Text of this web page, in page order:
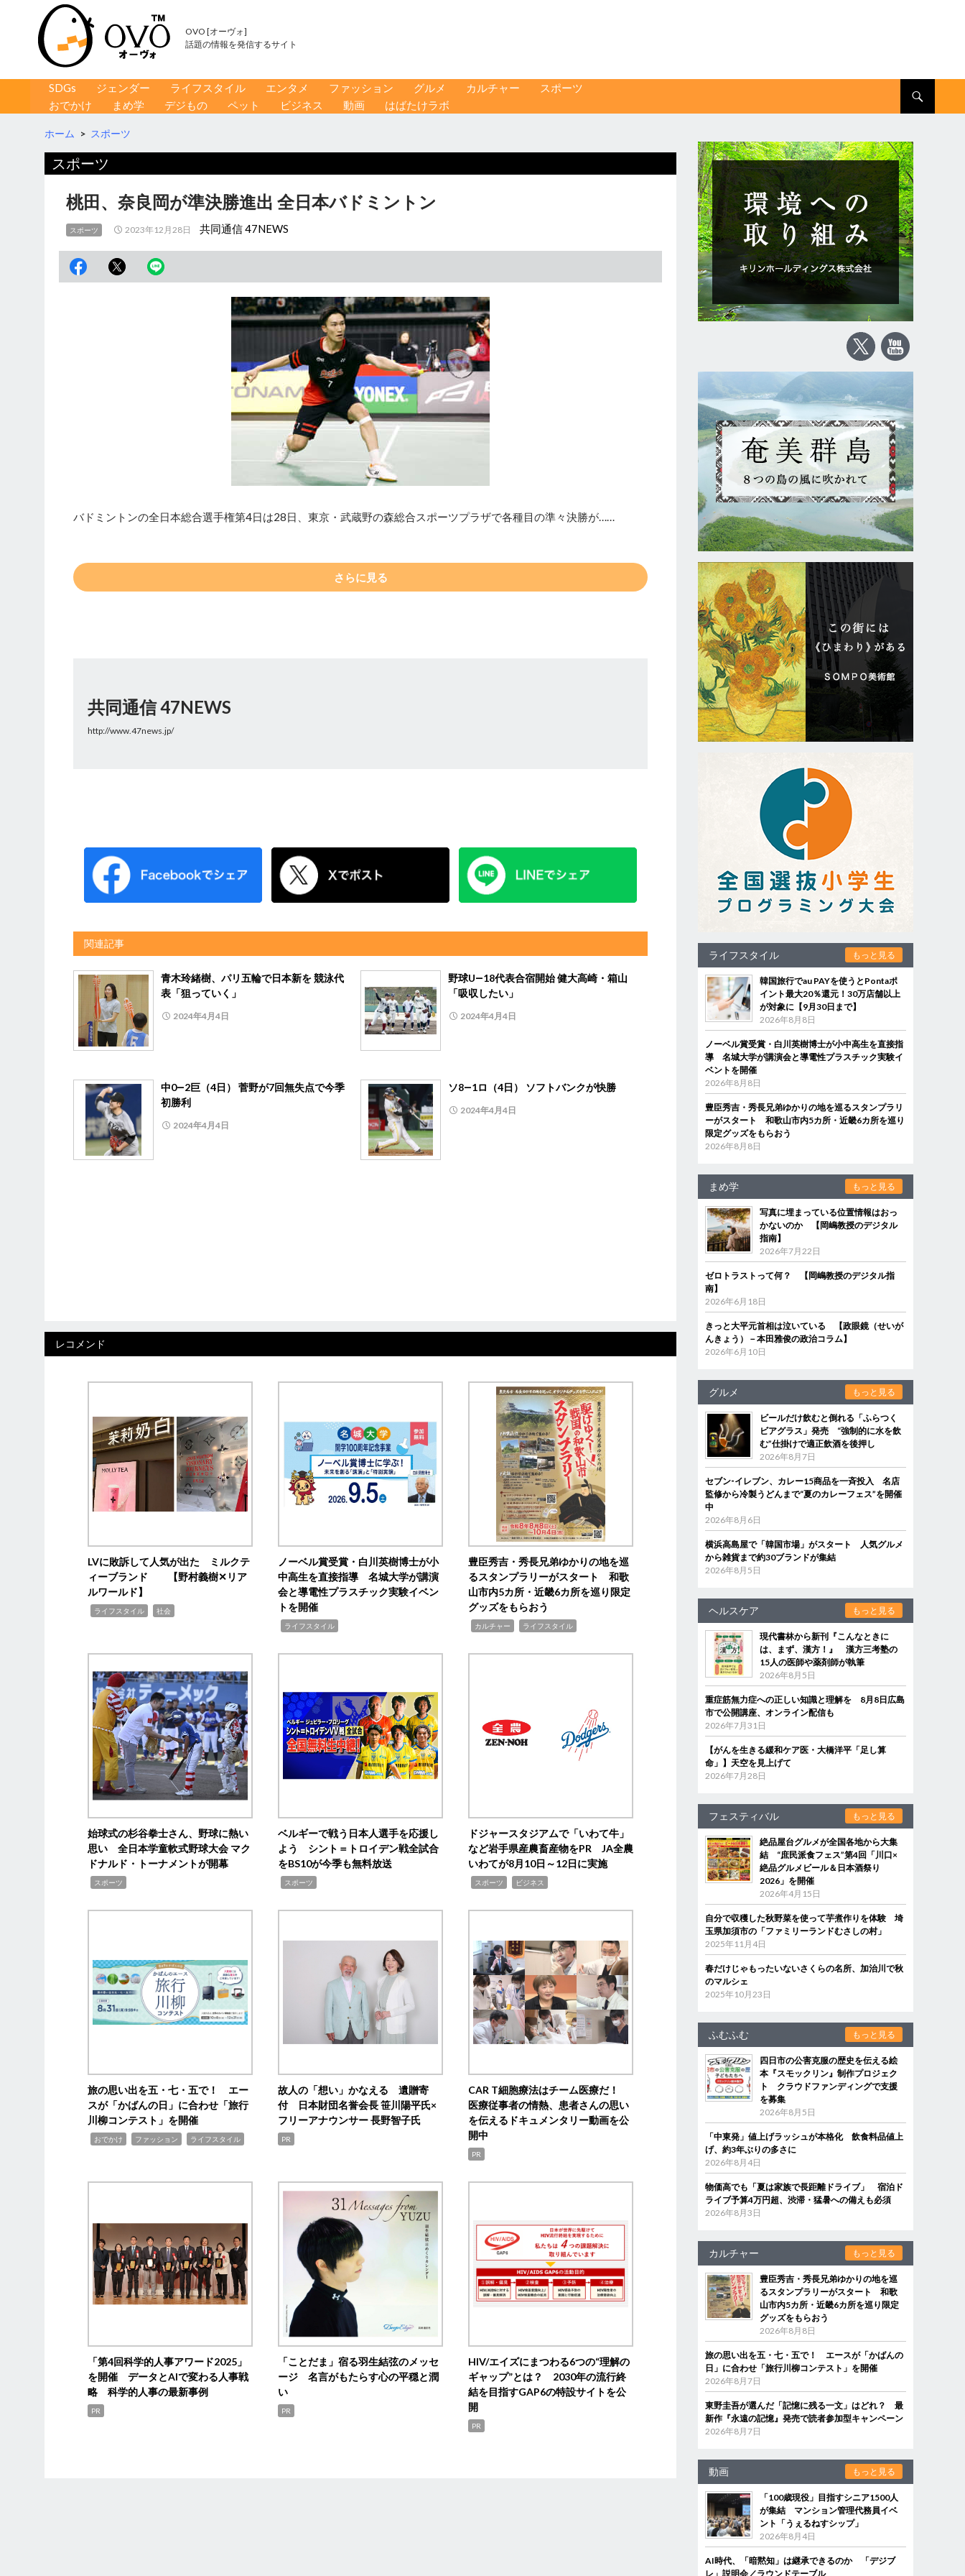
OVO [オーヴォ]
話題の情報を発信するサイト
コンテンツへ移動
SDGs ジェンダー ライフスタイル エンタメ ファッション グルメ カルチャー
スポーツ
おでかけ
まめ学 デジもの ペット ビジネス 動画 はばたけラボ
ホーム > スポーツ
スポーツ
桃田、奈良岡が準決勝進出 全日本バドミントン
スポーツ 2023年12月28日 共同通信 47NEWS
バドミントンの全日本総合選手権第4日は28日、東京・武蔵野の森総合スポーツプラザで各種目の準々決勝が……
さらに見る
共同通信 47NEWS
http://www.47news.jp/
関連記事
青木玲緒樹、パリ五輪で日本新を 競泳代
表「狙っていく」
2024年4月4日
野球U―18代表合宿開始 健大高崎・箱山
「吸収したい」
2024年4月4日
中0―2巨（4日） 菅野が7回無失点で今季
初勝利
2024年4月4日
ソ8―1ロ（4日） ソフトバンクが快勝
2024年4月4日
レコメンド
LVに敗訴して人気が出た ミルクテ
ィーブランド 【野村義樹✕リア
ルワールド】
ライフスタイル 社会
ノーベル賞受賞・白川英樹博士が小
中高生を直接指導 名城大学が講演
会と導電性プラスチック実験イベン
トを開催
ライフスタイル
豊臣秀吉・秀長兄弟ゆかりの地を巡
るスタンプラリーがスタート 和歌
山市内5カ所・近畿6カ所を巡り限定
グッズをもらおう
カルチャー ライフスタイル
始球式の杉谷拳士さん、野球に熱い
思い 全日本学童軟式野球大会 マク
ドナルド・トーナメントが開幕
スポーツ
ベルギーで戦う日本人選手を応援し
よう シント＝トロイデン戦全試合
をBS10が今季も無料放送
スポーツ
ドジャースタジアムで「いわて牛」
など岩手県産農畜産物をPR JA全農
いわてが8月10日～12日に実施
スポーツ ビジネス
旅の思い出を五・七・五で！ エー
スが「かばんの日」に合わせ「旅行
川柳コンテスト」を開催
おでかけ ファッション ライフスタイル
故人の「想い」かなえる 遺贈寄
付 日本財団名誉会長 笹川陽平氏×
フリーアナウンサー 長野智子氏
PR
CAR T細胞療法はチーム医療だ！
医療従事者の情熱、患者さんの思い
を伝えるドキュメンタリー動画を公
開中
PR
「第4回科学的人事アワード2025」
を開催 データとAIで変わる人事戦
略 科学的人事の最新事例
PR
「ことだま」宿る羽生結弦のメッセ
ージ 名言がもたらす心の平穏と潤
い
PR
HIV/エイズにまつわる6つの“理解の
ギャップ”とは？ 2030年の流行終
結を目指すGAP6の特設サイトを公
開
PR
ライフスタイル もっと見る
韓国旅行でau PAYを使うとPontaポ
イント最大20％還元！30万店舗以上
が対象に【9月30日まで】
2026年8月8日
ノーベル賞受賞・白川英樹博士が小中高生を直接指
導 名城大学が講演会と導電性プラスチック実験イ
ベントを開催
2026年8月8日
豊臣秀吉・秀長兄弟ゆかりの地を巡るスタンプラリ
ーがスタート 和歌山市内5カ所・近畿6カ所を巡り
限定グッズをもらおう
2026年8月8日
まめ学 もっと見る
写真に埋まっている位置情報はおっ
かないのか 【岡嶋教授のデジタル
指南】
2026年7月22日
ゼロトラストって何？ 【岡嶋教授のデジタル指
南】
2026年6月18日
きっと大平元首相は泣いている 【政眼鏡（せいが
んきょう）－本田雅俊の政治コラム】
2026年6月10日
グルメ もっと見る
ビールだけ飲むと倒れる「ふらつく
ビアグラス」発売 “強制的に水を飲
む”仕掛けで適正飲酒を後押し
2026年8月7日
セブン‐イレブン、カレー15商品を一斉投入 名店
監修から冷製うどんまで“夏のカレーフェス”を開催
中
2026年8月6日
横浜高島屋で「韓国市場」がスタート 人気グルメ
から雑貨まで約30ブランドが集結
2026年8月5日
ヘルスケア もっと見る
現代書林から新刊『こんなときに
は、まず、漢方！』 漢方三考塾の
15人の医師や薬剤師が執筆
2026年8月5日
重症筋無力症への正しい知識と理解を 8月8日広島
市で公開講座、オンライン配信も
2026年7月31日
【がんを生きる緩和ケア医・大橋洋平「足し算
命」】天空を見上げて
2026年7月28日
フェスティバル もっと見る
絶品屋台グルメが全国各地から大集
結 “庶民派食フェス”第4回「川口×
絶品グルメビール＆日本酒祭り
2026」を開催
2026年4月15日
自分で収穫した秋野菜を使って芋煮作りを体験 埼
玉県加須市の「ファミリーランドむさしの村」
2025年11月4日
春だけじゃもったいないさくらの名所、加治川で秋
のマルシェ
2025年10月23日
ふむふむ もっと見る
四日市の公害克服の歴史を伝える絵
本『スモックリン』制作プロジェク
ト クラウドファンディングで支援
を募集
2026年8月5日
「中東発」値上げラッシュが本格化 飲食料品値上
げ、約3年ぶりの多さに
2026年8月4日
物価高でも「夏は家族で長距離ドライブ」 宿泊ド
ライブ予算4万円超、渋滞・猛暑への備えも必須
2026年8月3日
カルチャー もっと見る
豊臣秀吉・秀長兄弟ゆかりの地を巡
るスタンプラリーがスタート 和歌
山市内5カ所・近畿6カ所を巡り限定
グッズをもらおう
2026年8月8日
旅の思い出を五・七・五で！ エースが「かばんの
日」に合わせ「旅行川柳コンテスト」を開催
2026年8月7日
東野圭吾が選んだ「記憶に残る一文」はどれ？ 最
新作『永遠の記憶』発売で読者参加型キャンペーン
2026年8月7日
動画 もっと見る
「100歳現役」目指すシニア1500人
が集結 マンション管理代務員イベ
ント「うぇるねすシップ」
2026年8月4日
AI時代、「暗黙知」は継承できるのか 「デジブ
レ」説明会／ラウンドテーブル